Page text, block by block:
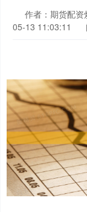
作者：期货配资
05-13 11:03:11